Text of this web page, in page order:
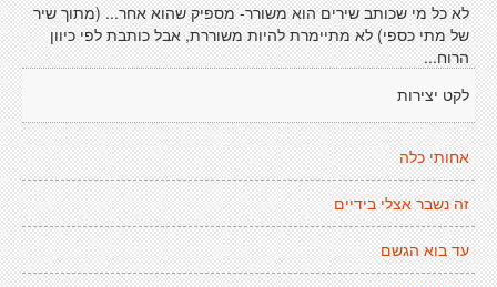
לא כל מי שכותב שירים הוא משורר- מספיק שהוא אחר... (מתוך שיר
של מתי כספי) לא מתיימרת להיות משוררת, אבל כותבת לפי כיוון
הרוח...
לקט יצירות
אחותי כלה
זה נשבר אצלי בידיים
עד בוא הגשם